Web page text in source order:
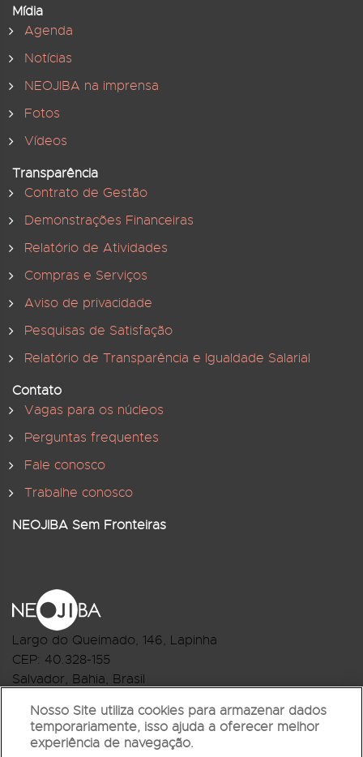
Mídia
Agenda
Notícias
NEOJIBA na imprensa
Fotos
Vídeos
Transparência
Contrato de Gestão
Demonstrações Financeiras
Relatório de Atividades
Compras e Serviços
Aviso de privacidade
Pesquisas de Satisfação
Relatório de Transparência e Igualdade Salarial
Contato
Vagas para os núcleos
Perguntas frequentes
Fale conosco
Trabalhe conosco
NEOJIBA Sem Fronteiras
Largo do Queimado, 146, Lapinha
CEP: 40.328-155
Salvador, Bahia, Brasil
R.Monte Castelo Nº 62, Bairro Barbalho
CEP: 40.301-210
Nosso Site utiliza cookies para armazenar dados
temporariamente, isso ajuda a oferecer melhor
experiência de navegação.